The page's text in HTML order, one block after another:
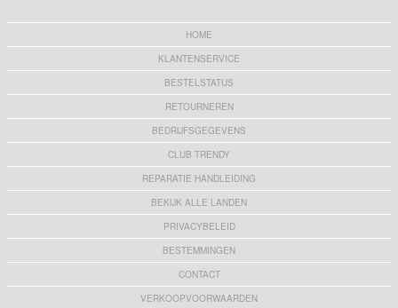
HOME
KLANTENSERVICE
BESTELSTATUS
RETOURNEREN
BEDRIJFSGEGEVENS
CLUB TRENDY
REPARATIE HANDLEIDING
BEKIJK ALLE LANDEN
PRIVACYBELEID
BESTEMMINGEN
CONTACT
VERKOOPVOORWAARDEN